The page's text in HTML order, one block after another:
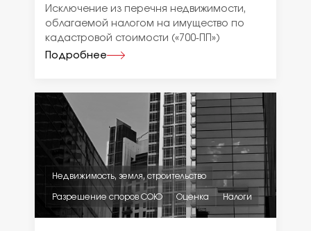
Исключение из перечня недвижимости,
облагаемой налогом на имущество по
кадастровой стоимости («700-ПП»)
Подробнее
Недвижимость, земля, строительство
Разрешение споров СОЮ
Оценка Налоги